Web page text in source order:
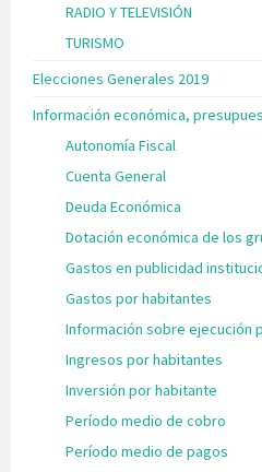
RADIO Y TELEVISIÓN
TURISMO
Elecciones Generales 2019
Información económica,
Autonomía Fiscal
Cuenta General
Deuda Económica
Dotación económica de los
Gastos en publicidad
Gastos por habitantes
Información sobre ejecución
Ingresos por habitantes
Inversión por habitante
Período medio de cobro
Período medio de pagos